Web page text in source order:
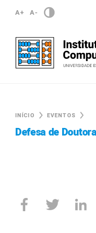
A+ A-
INÍCIO EVENTOS
Defesa de